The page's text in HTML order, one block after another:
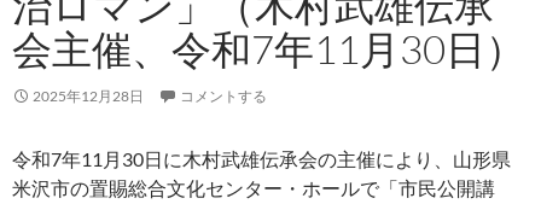
会主催、令和7年11月30日）
2025年12月28日 コメントする
令和7年11月30日に木村武雄伝承会の主催により、山形県
米沢市の置賜総合文化センター・ホールで「市民公開講